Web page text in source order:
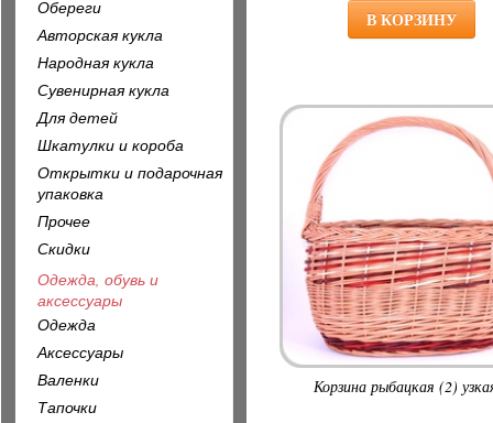
Корзина рыбацкая (2)
Обереги
Авторская кукла
Народная кукла
Сувенирная кукла
Для детей
Шкатулки и короба
Открытки и подарочная
упаковка
Прочее
Скидки
Одежда, обувь и
аксессуары
Одежда
Аксессуары
Валенки
Тапочки